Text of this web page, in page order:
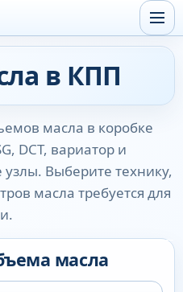
в КПП
масла в коробке
DCT, вариатор и
Выберите технику,
масла требуется для
масла